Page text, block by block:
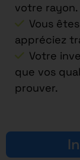
votre rayon.
Vous
appréciez
Votre
que vos
prouver.